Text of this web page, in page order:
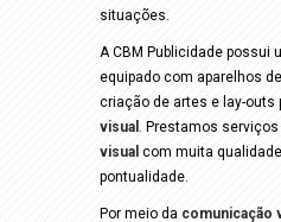
situações.
A CBM Publicidade possui
equipado com aparelhos
criação de artes e lay-outs
visual . Prestamos serviços
visual com muita
pontualidade.
Por meio da comunicação